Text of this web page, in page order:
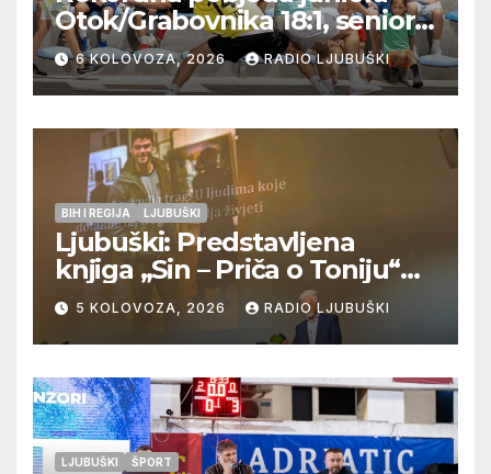
Otok/Grabovnika 18:1, seniori
Pregrađa u četvrtfinalu,
Veljaci i Cerno/Crnopod u
doigravanju, Grljevići završili
natjecanje
6 KOLOVOZA, 2026 RADIO LJUBUŠKI
BIH I REGIJA LJUBUŠKI
Ljubuški: Predstavljena
knjiga „Sin – Priča o Toniju“
dr. sc. Zdenka Hercega
5 KOLOVOZA, 2026 RADIO LJUBUŠKI
LJUBUŠKI ŠPORT